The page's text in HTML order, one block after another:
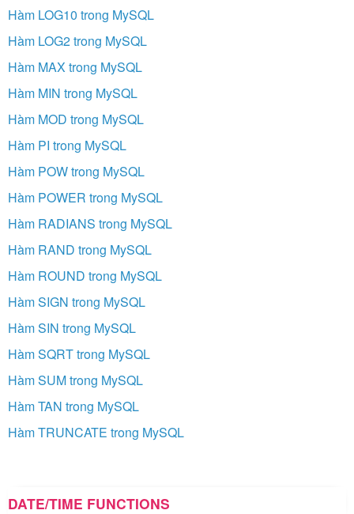
Hàm LOG10 trong MySQL
Hàm LOG2 trong MySQL
Hàm MAX trong MySQL
Hàm MIN trong MySQL
Hàm MOD trong MySQL
Hàm PI trong MySQL
Hàm POW trong MySQL
Hàm POWER trong MySQL
Hàm RADIANS trong MySQL
Hàm RAND trong MySQL
Hàm ROUND trong MySQL
Hàm SIGN trong MySQL
Hàm SIN trong MySQL
Hàm SQRT trong MySQL
Hàm SUM trong MySQL
Hàm TAN trong MySQL
Hàm TRUNCATE trong MySQL
DATE/TIME FUNCTIONS